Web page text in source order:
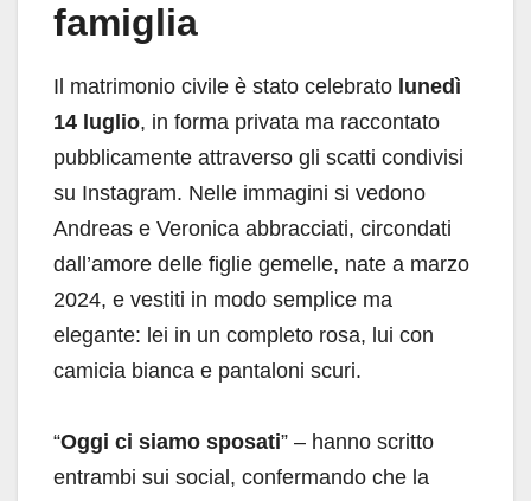
famiglia
Il matrimonio civile è stato celebrato lunedì
14 luglio, in forma privata ma raccontato
pubblicamente attraverso gli scatti condivisi
su Instagram. Nelle immagini si vedono
Andreas e Veronica abbracciati, circondati
dall’amore delle figlie gemelle, nate a marzo
2024, e vestiti in modo semplice ma
elegante: lei in un completo rosa, lui con
camicia bianca e pantaloni scuri.
“Oggi ci siamo sposati” – hanno scritto
entrambi sui social, confermando che la